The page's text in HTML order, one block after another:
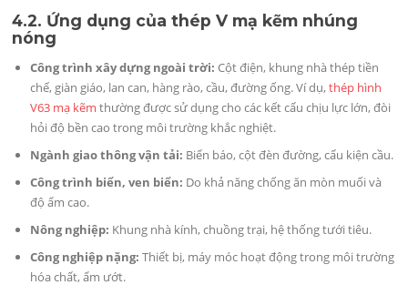
4.2. Ứng dụng của thép V mạ kẽm nhúng
nóng
Công trình xây dựng ngoài trời: Cột điện, khung nhà thép tiền
chế, giàn giáo, lan can, hàng rào, cầu, đường ống. Ví dụ,thép hình
V63 mạ kẽm thường được sử dụng cho các kết cấu chịu lực lớn, đòi
hỏi độ bền cao trong môi trường khắc nghiệt.
Ngành giao thông vận tải: Biển báo, cột đèn đường, cấu kiện cầu.
Công trình biển, ven biển: Do khả năng chống ăn mòn muối và
độ ẩm cao.
Nông nghiệp: Khung nhà kính, chuồng trại, hệ thống tưới tiêu.
Công nghiệp nặng: Thiết bị, máy móc hoạt động trong môi trường
hóa chất, ẩm ướt.